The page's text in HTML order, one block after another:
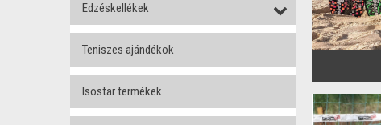
Edzéskellékek
Teniszes ajándékok
Isostar termékek